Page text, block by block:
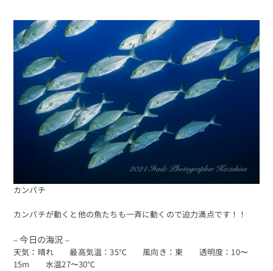
カンパチ
カンパチが動くと他の魚たちも一斉に動くので迫力満点です！！
– 今日の海況 –
天気：晴れ 最高気温：35℃ 風向き：東 透明度：10〜
15m 水温27〜30℃